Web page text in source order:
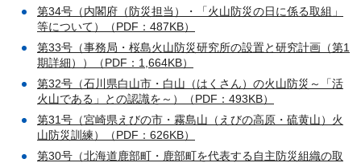
第34号（内閣府（防災担当）・「火山防災の日に係る取組」
等について）（PDF：487KB）
第33号（事務局・桜島火山防災研究所の設置と研究計画（第1
期詳細））（PDF：1,664KB）
第32号（石川県白山市・白山（はくさん）の火山防災～「活
火山である」との認識を～）（PDF：493KB）
第31号（宮崎県えびの市・霧島山（えびの高原・硫黄山）火
山防災訓練）（PDF：626KB）
第30号（北海道鹿部町・鹿部町を代表する自主防災組織の取